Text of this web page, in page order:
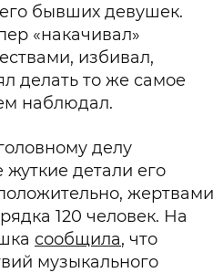
бывших девушек.
«накачивал»
избивал,
делать то же самое
наблюдал.
делу
жуткие детали его
жертвами
120 человек. На
сообщила, что
музыкального